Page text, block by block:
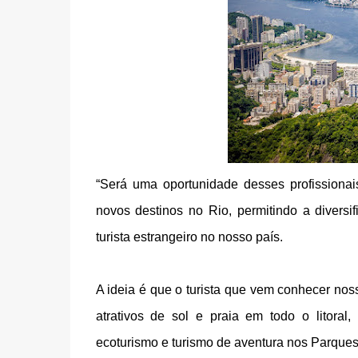
“Será uma oportunidade desses
novos destinos no Rio, permitindo a
turista estrangeiro no nosso país.
A ideia é que o turista que vem conhecer
atrativos de sol e praia em todo o litoral,
ecoturismo e turismo de aventura nos